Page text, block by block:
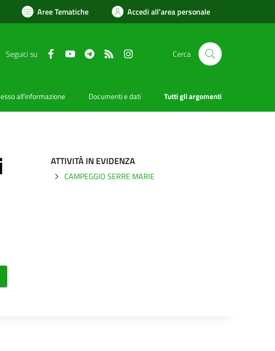
Aree Tematiche Accedi all'area personale
Seguici su FacebookYouTube TelegramRSS Cerca
all'informazione Documenti e dati Tutti gli argomenti
ATTIVITÀ IN EVIDENZA
CAMPEGGIO SERRE MARIE